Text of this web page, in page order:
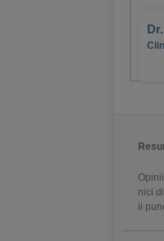
nici
ii